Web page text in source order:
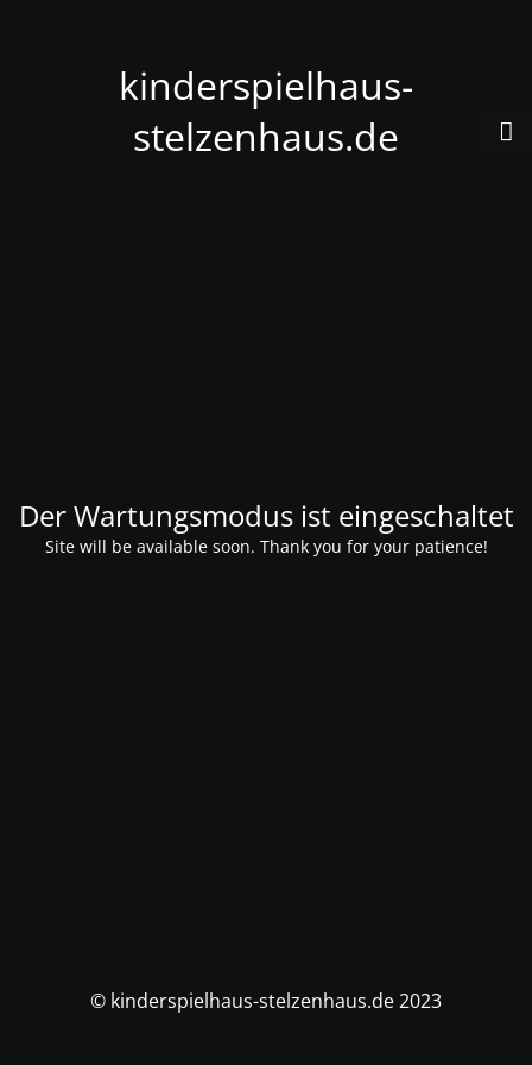
kinderspielhaus-
stelzenhaus.de
Der Wartungsmodus ist eingeschaltet
Site will be available soon. Thank you for your patience!
© kinderspielhaus-stelzenhaus.de 2023